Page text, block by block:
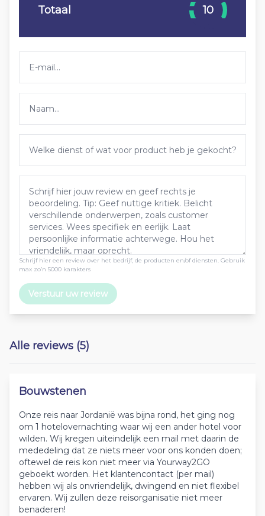
Schrijf hier een review over het bedrijf, de producten en/of diensten. Gebruik
max zo’n 5000 karakters
Verstuur uw review
Totaal 10
Alle reviews (5)
Bouwstenen
Onze reis naar Jordanië was bijna rond, het ging nog
om 1 hotelovernachting waar wij een ander hotel voor
wilden. Wij kregen uiteindelijk een mail met daarin de
mededeling dat ze niets meer voor ons konden doen;
oftewel de reis kon niet meer via Yourway2GO
geboekt worden. Het klantencontact (per mail)
hebben wij als onvriendelijk, dwingend en niet flexibel
ervaren. Wij zullen deze reisorganisatie niet meer
benaderen!